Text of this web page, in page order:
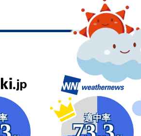
適中率